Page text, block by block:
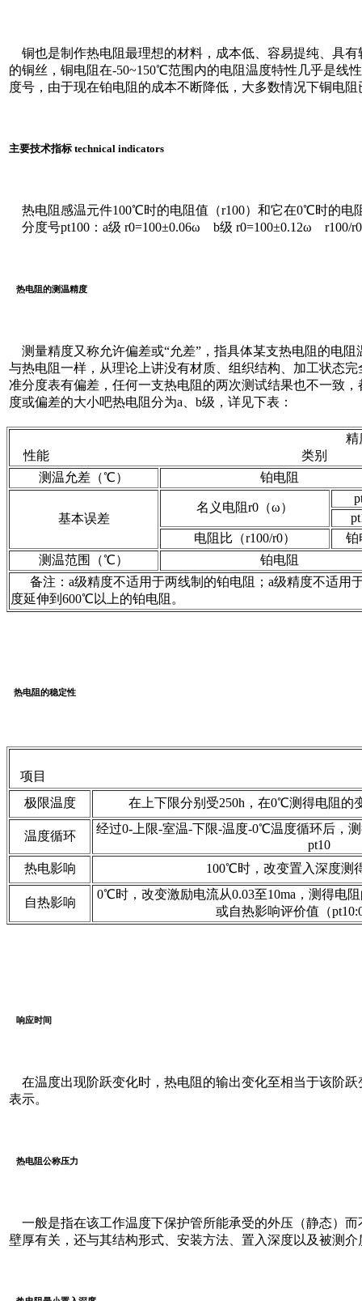
铜也是制作热电阻最理想的材料，成本低、容易提纯、具
的铜丝，铜电阻在-50~150℃范围内的电阻温度特性几乎是线
度号，由于现在铂电阻的成本不断降低，大多数情况下铜电
主要技术指标 technical indicators
热电阻感温元件100℃时的电阻值（r100）和它在0℃时的电
分度号pt100：a级 r0=100±0.06ω b级 r0=100±0.12ω r100/
热电阻的测温精度
测量精度又称允许偏差或“允差”，指具体某支热电阻的电
与热电阻一样，从理论上讲没有材质、组织结构、加工状态
准分度表有偏差，任何一支热电阻的两次测试结果也不一致
度或偏差的大小吧热电阻分为a、b级，详见下表：
精
性能 类别
测温允差（℃）
铂电阻
基本误差
名义电阻r0（ω）
电阻比（r100/r0）
铂
测温范围（℃）
铂电阻
备注：a级精度不适用于两线制的铂电阻；a级精度不适用
度延伸到600℃以上的铂电阻。
热电阻的稳定性
项目 内
极限温度
在上下限分别受250h，在0℃测得电阻的
温度循环
经过0-上限-室温-下限-温度-0℃温度循环后，
pt10
热电影响
100℃时，改变置入深度测
自热影响
0℃时，改变激励电流从0.03至10ma，测得电
或自热影响评价值（
响应时间
在温度出现阶跃变化时，热电阻的输出变化至相当于该阶跃
表示。
热电阻公称压力
一般是指在该工作温度下保护管所能承受的外压（静态）
壁厚有关，还与其结构形式、安装方法、置入深度以及被测